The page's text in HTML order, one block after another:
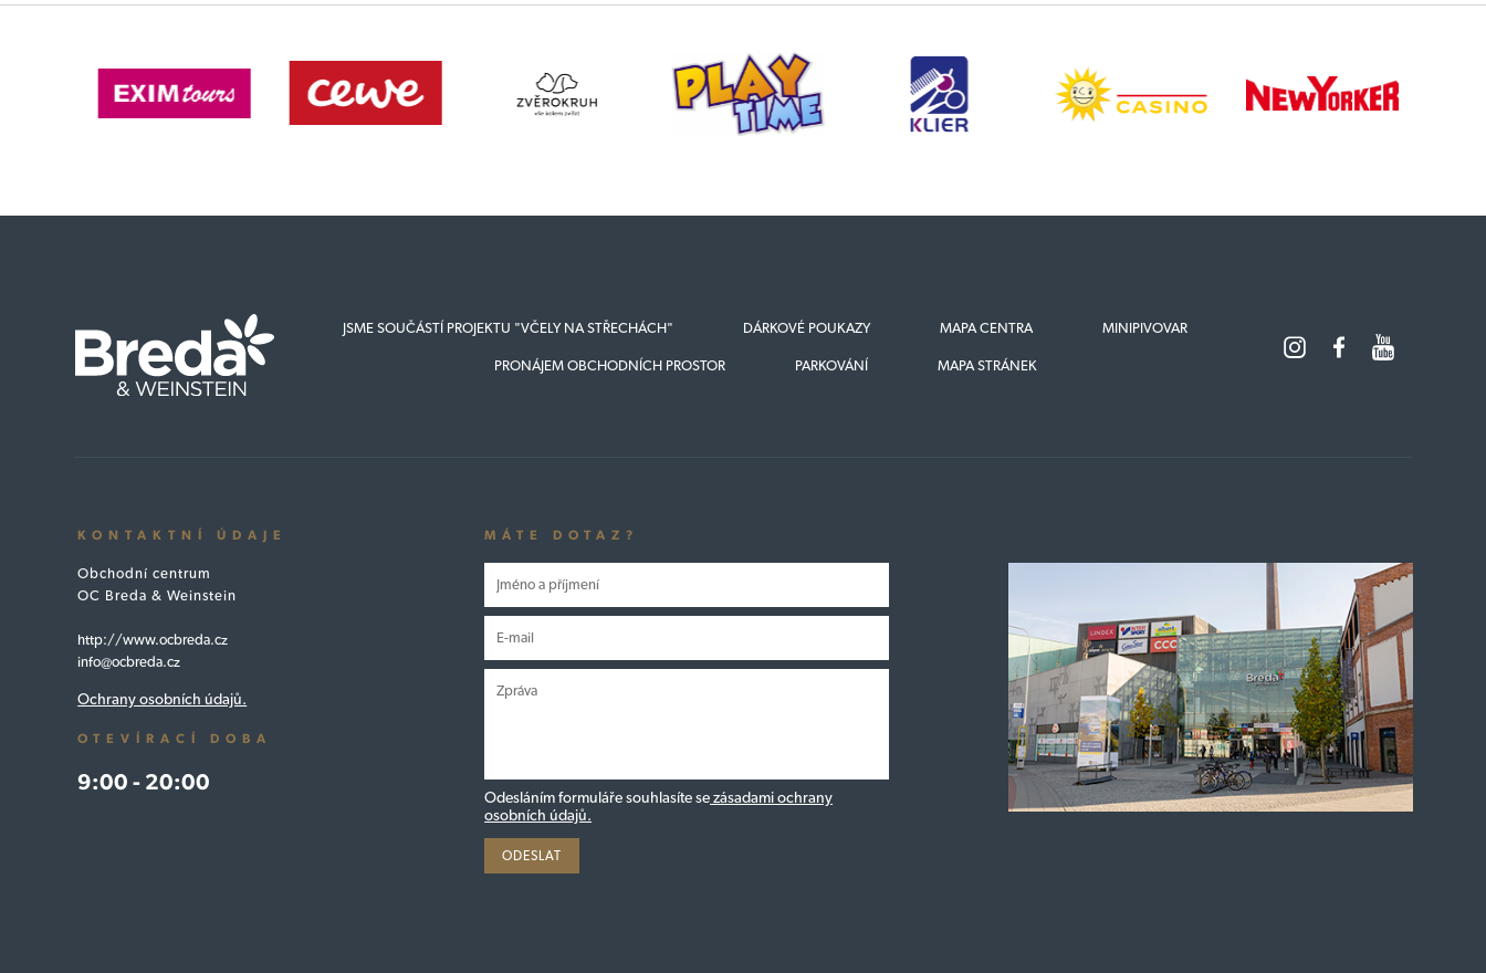
JSME SOUČÁSTÍ PROJEKTU "VČELY NA STŘECHÁCH" DÁRKOVÉ POUKAZY MAPA CENTRA MINIPIVOVAR
PRONÁJEM OBCHODNÍCH PROSTOR PARKOVÁNÍ MAPA STRÁNEK
KONTAKTNÍ ÚDAJE
Obchodní centrum
OC Breda & Weinstein
http://www.ocbreda.cz
info@ocbreda.cz
Ochrany osobních údajů.
OTEVÍRACÍ DOBA
9:00 - 20:00
MÁTE DOTAZ?
Odesláním formuláře souhlasíte sezásadami ochrany
osobních údajů.